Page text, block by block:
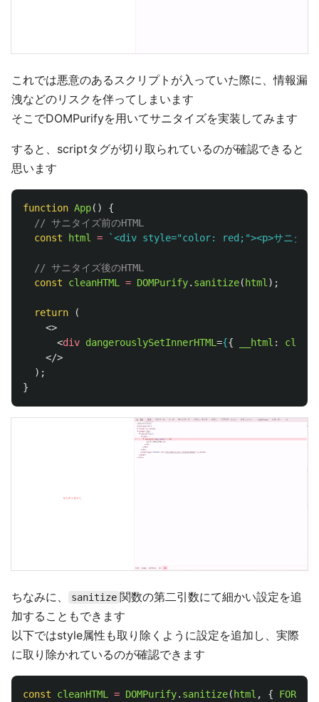
これでは悪意のあるスクリプトが入っていた際に、情報漏
洩などのリスクを伴ってしまいます
そこでDOMPurifyを用いてサニタイズを実装してみます
すると、scriptタグが切り取られているのが確認できると
思います
function App()
{
// サニタイズ前のHTML
const
html = `<div style="color: red;"><p>サニタ
// サニタイズ後のHTML
const
cleanHTML = DOMPurify. sanitize(html );
return
(
<>
<div dangerouslySetInnerHTML ={{ __html :
</>
);
}
ちなみに、 sanitize 関数の第二引数にて細かい設定を追
加することもできます
以下ではstyle属性も取り除くように設定を追加し、実際
に取り除かれているのが確認できます
const cleanHTML = DOMPurify. sanitize( html , {